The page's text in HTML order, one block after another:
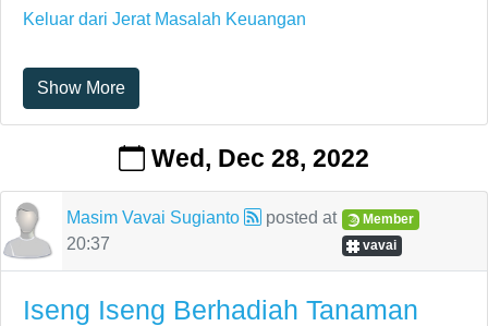
Keluar dari Jerat Masalah Keuangan
Show More
Wed, Dec 28, 2022
Masim Vavai Sugianto
posted at
20:37
Member
vavai
Iseng Iseng Berhadiah Tanaman